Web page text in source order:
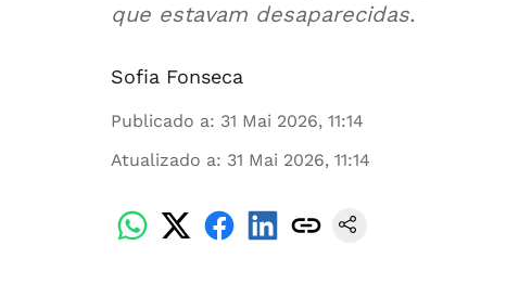
que estavam desaparecidas.
Sofia Fonseca
Publicado a: 31 Mai 2026, 11:14
Atualizado a: 31 Mai 2026, 11:14